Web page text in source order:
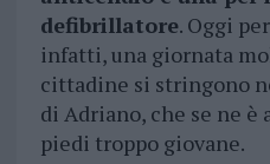
defibrillatore. Oggi
infatti, una giornata
cittadine si stringono
di Adriano, che se ne
piedi troppo giovane.